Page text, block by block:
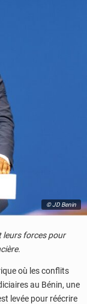
© JD Benin
leurs forces pour
où les conflits
au Bénin, une
levée pour réécrire